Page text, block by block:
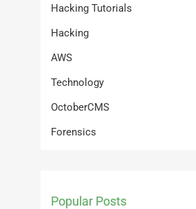
Hacking Tutorials
Hacking
AWS
Technology
OctoberCMS
Forensics
Popular Posts